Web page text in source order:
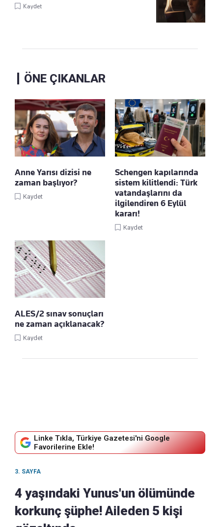
Kaydet
ÖNE ÇIKANLAR
Anne Yarısı dizisi ne
zaman başlıyor?
Kaydet
Schengen kapılarında
sistem kilitlendi: Türk
vatandaşlarını da
ilgilendiren 6 Eylül
kararı!
Kaydet
ALES/2 sınav sonuçları
ne zaman açıklanacak?
Kaydet
Linke Tıkla, Türkiye Gazetesi'ni Google
Favorilerine Ekle!
3. SAYFA
4 yaşındaki Yunus'un ölümünde
korkunç şüphe! Aileden 5 kişi